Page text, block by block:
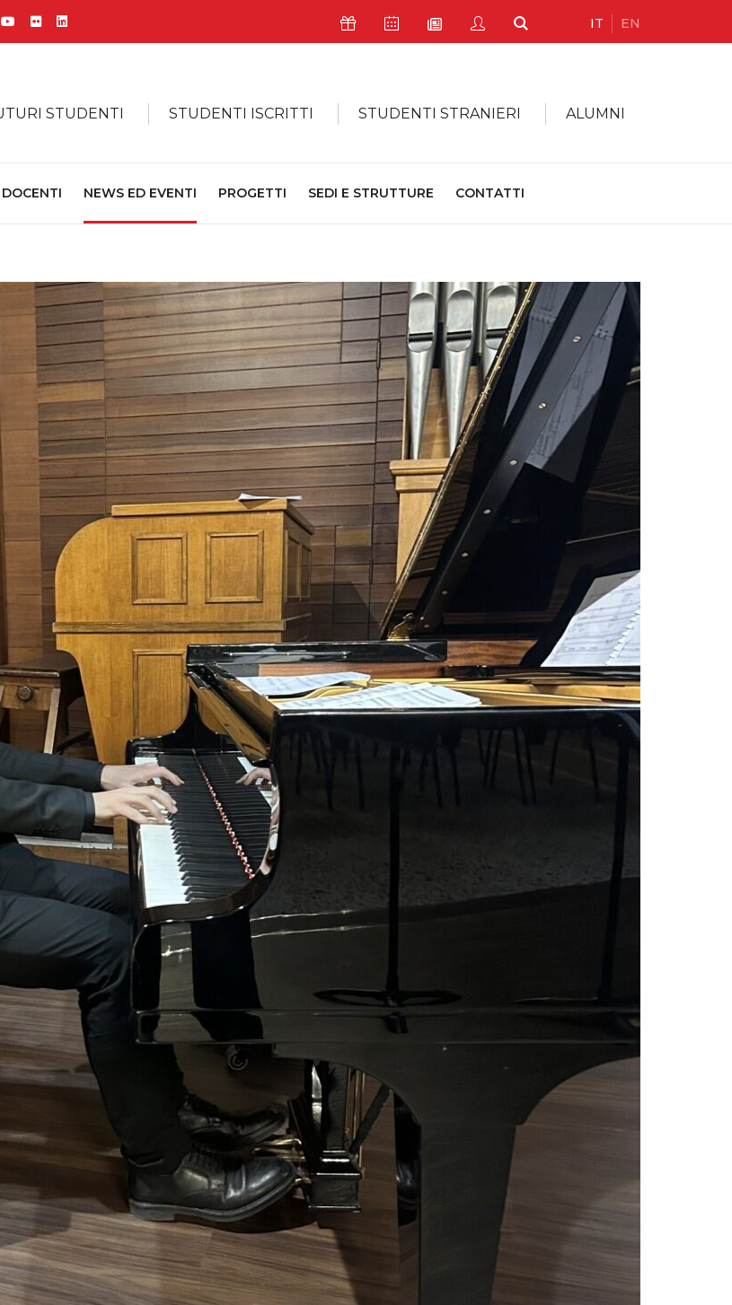
YouTube
FlickrLinkedin Icona SostieniciIcona Calendario Eventi
Icona Newsletter
Icona My Civica
Icona Cerca
IT EN
STUDENTI STUDENTI ISCRITTI STUDENTI STRANIERI ALUMNI
DOCENTI NEWS ED EVENTI PROGETTI SEDI E STRUTTURE CONTATTI